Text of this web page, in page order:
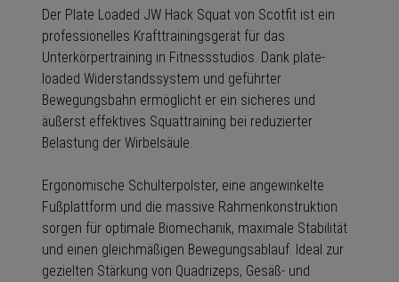
Der Plate Loaded JW Hack Squat von Scotfit ist ein
professionelles Krafttrainingsgerät für das
Unterkörpertraining in Fitnessstudios. Dank plate-
loaded Widerstandssystem und geführter
Bewegungsbahn ermöglicht er ein sicheres und
äußerst effektives Squattraining bei reduzierter
Belastung der Wirbelsäule.
Ergonomische Schulterpolster, eine angewinkelte
Fußplattform und die massive Rahmenkonstruktion
sorgen für optimale Biomechanik, maximale Stabilität
und einen gleichmäßigen Bewegungsablauf. Ideal zur
gezielten Stärkung von Quadrizeps, Gesäß- und